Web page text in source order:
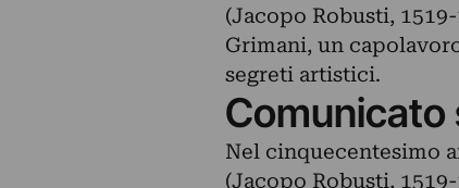
(Jacopo Robusti,
Grimani, un
segreti artistici.
Comunicato
Nel cinquecentesimo
(Jacopo Robusti,